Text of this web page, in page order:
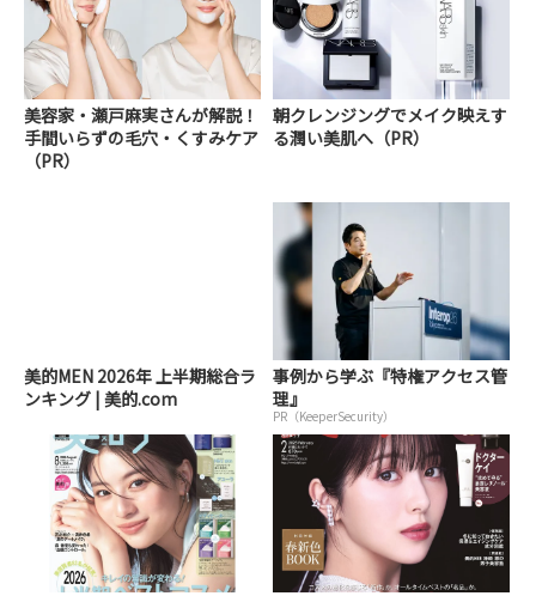
美容家・瀬戸麻実さんが解説！
手間いらずの毛穴・くすみケア
（PR）
朝クレンジングでメイク映えす
る潤い美肌へ（PR）
美的MEN 2026年 上半期総合ラ
ンキング | 美的.com
事例から学ぶ『特権アクセス管
理』
PR（KeeperSecurity）